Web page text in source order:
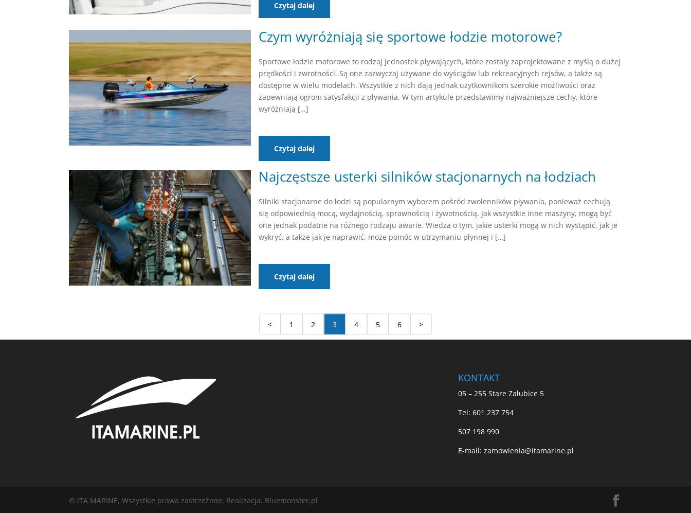
Czytaj dalej
Czym wyróżniają się sportowe łodzie motorowe?
Sportowe łodzie motorowe to rodzaj jednostek pływających, które zostały zaprojektowane z myślą o dużej
prędkości i zwrotności. Są one zazwyczaj używane do wyścigów lub rekreacyjnych rejsów, a także są
dostępne w wielu modelach. Wszystkie z nich dają jednak użytkownikom szerokie możliwości oraz
zapewniają ogrom satysfakcji z pływania. W tym artykule przedstawimy najważniejsze cechy, które
wyróżniają […]
Czytaj dalej
Najczęstsze usterki silników stacjonarnych na łodziach
Silniki stacjonarne do łodzi są popularnym wyborem pośród zwolenników pływania, ponieważ cechują
się odpowiednią mocą, wydajnością, sprawnością i żywotnością. Jak wszystkie inne maszyny, mogą być
one jednak podatne na różnego rodzaju awarie. Wiedza o tym, jakie usterki mogą w nich wystąpić, jak je
wykryć, a także jak je naprawić, może pomóc w utrzymaniu płynnej i […]
Czytaj dalej
< 1 2 3 4 5 6 >
KONTAKT
05 – 255 Stare Załubice 5
Tel: 601 237 754
507 198 990
E-mail: zamowienia@itamarine.pl
© ITA MARINE, Wszystkie prawa zastrzeżone. Realizacja: Bluemonster.pl